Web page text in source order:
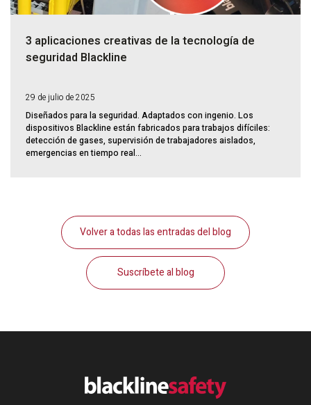
3 aplicaciones creativas de la tecnología de
seguridad Blackline
29 de julio de 2025
Diseñados para la seguridad. Adaptados con ingenio. Los
dispositivos Blackline están fabricados para trabajos difíciles:
detección de gases, supervisión de trabajadores aislados,
emergencias en tiempo real...
Volver a todas las entradas del blog
Suscríbete al blog